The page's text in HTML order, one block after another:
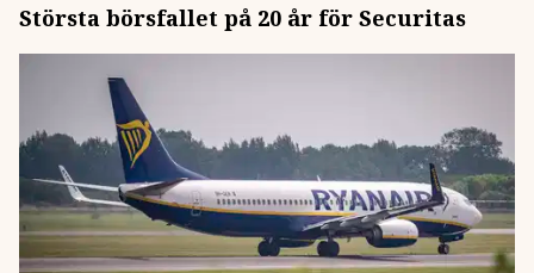
Största börsfallet på 20 år för Securitas